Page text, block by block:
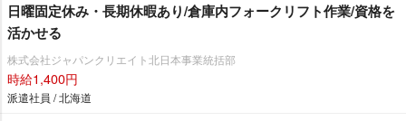
日曜固定休み・長期休暇あり/倉庫内フォークリフト作業/資格を
活かせる
株式会社ジャパンクリエイト北日本事業統括部
時給1,400円
派遣社員 / 北海道